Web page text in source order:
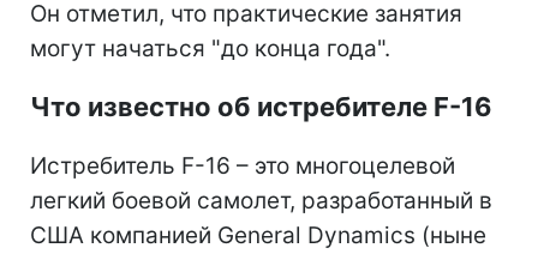
Он отметил, что практические занятия
могут начаться "до конца года".
Что известно об истребителе F-16
Истребитель F-16 – это многоцелевой
легкий боевой самолет, разработанный в
США компанией General Dynamics (ныне